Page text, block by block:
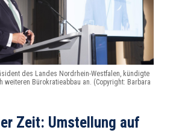
des Landes Nordrhein-Westfalen, kündigte
weiteren Bürokratieabbau an. (Copyright: Barbara
Zeit: Umstellung auf